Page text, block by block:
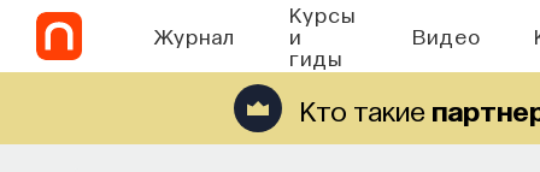
Журнал
Курсы
и
гиды
Видео
Кто такие